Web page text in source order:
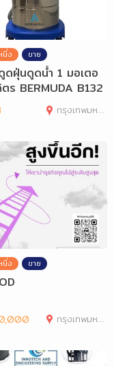
นึ่ง ขาย
ดฝุ่นดูดน้ำ 1 มอเตอ
ร BERMUDA B132
กรุงเทพมหานคร
นึ่ง ขาย
กรุงเทพมหานคร